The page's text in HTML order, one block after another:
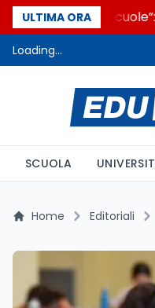
ULTIMA ORA
“Noi siamo le
Loading...
SCUOLA
Home Editoriali